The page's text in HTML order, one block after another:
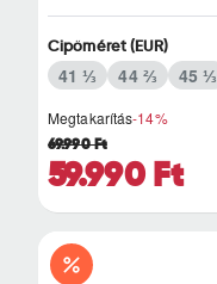
Megtakarítás-14%
59.990 Ft
69.990 Ft
Cipőméret (EUR)
41 ⅓ 44 ⅔ 45 ⅓